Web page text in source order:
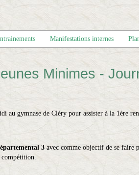
Manifestations internes
Minimes -
au gymnase de Cléry pour assister à la 1ère
3 avec comme objectif de se faire
compétition.